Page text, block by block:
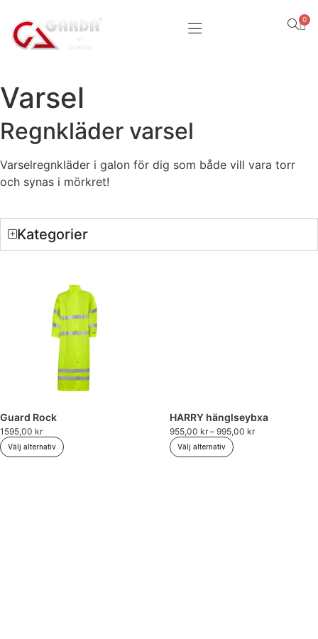
0
Varsel
Regnkläder varsel
Varselregnkläder i galon för dig som både vill vara torr
och synas i mörkret!
Kategorier
Guard Rock
1595,00 kr
Välj alternativ
HARRY hänglseybxa
955,00 kr – 995,00 kr
Välj alternativ